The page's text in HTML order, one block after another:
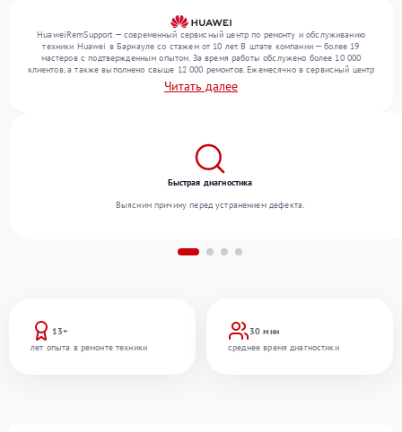
HuaweiRemSupport — современный сервисный центр по ремонту и обслуживанию
техники Huawei в Барнауле со стажем от 10 лет. В штате компании — более 19
мастеров с подтвержденным опытом. За время работы обслужено более 10 000
клиентов, а также выполнено свыше 12 000 ремонтов. Ежемесячно в сервисный центр
поступает свыше 300 единиц техники, включая , , . Мы выполняем ремонт различного
уровня сложности и гарантируем высокое качество обслуживания благодаря опыту
Читать далее
13+
лет опыта в ремонте техники
30 мин
среднее время диагностики
Быстрая диагностика
Выясним причину перед устранением дефекта.